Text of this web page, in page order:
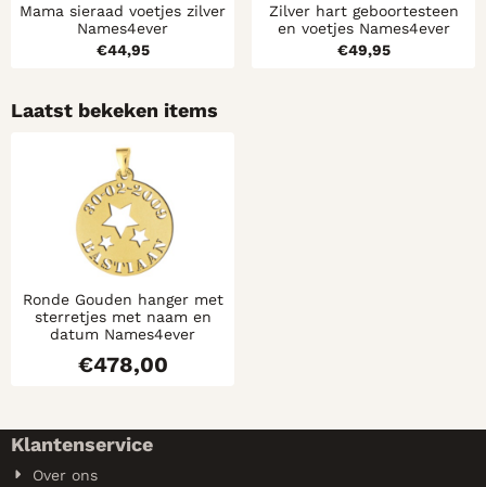
Mama sieraad voetjes zilver
Names4ever
Prijs: 44,95
€44,95
Zilver hart geboortesteen
en voetjes Names4ever
Prijs: 49,95
€49,95
Laatst bekeken items
Ronde Gouden hanger met
sterretjes met naam en
datum Names4ever
€478,00
Klantenservice
Over ons